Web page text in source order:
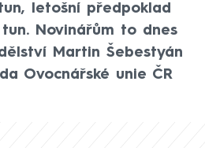
letošní předpoklad
Novinářům to dnes
Martin Šebestyán
Ovocnářské unie ČR